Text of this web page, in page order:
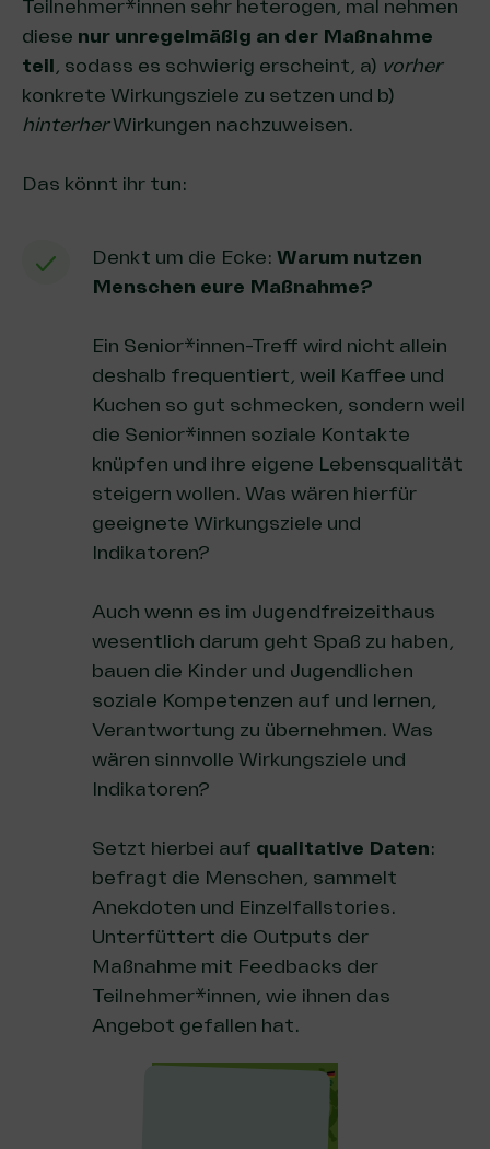
Teilnehmer*innen sehr heterogen, mal nehmen
diese nur unregelmäßig an der Maßnahme
teil, sodass es schwierig erscheint, a) vorher
konkrete Wirkungsziele zu setzen und b)
hinterherWirkungen nachzuweisen.
Das könnt ihr tun:
Denkt um die Ecke: Warum nutzen
Menschen eure Maßnahme?
Ein Senior*innen-Treff wird nicht allein
deshalb frequentiert, weil Kaffee und
Kuchen so gut schmecken, sondern weil
die Senior*innen soziale Kontakte
knüpfen und ihre eigene Lebensqualität
steigern wollen. Was wären hierfür
geeignete Wirkungsziele und
Indikatoren?
Auch wenn es im Jugendfreizeithaus
wesentlich darum geht Spaß zu haben,
bauen die Kinder und Jugendlichen
soziale Kompetenzen auf und lernen,
Verantwortung zu übernehmen. Was
wären sinnvolle Wirkungsziele und
Indikatoren?
Setzt hierbei auf qualitative Daten:
befragt die Menschen, sammelt
Anekdoten und Einzelfallstories.
Unterfüttert die Outputs der
Maßnahme mit Feedbacks der
Teilnehmer*innen, wie ihnen das
Angebot gefallen hat.